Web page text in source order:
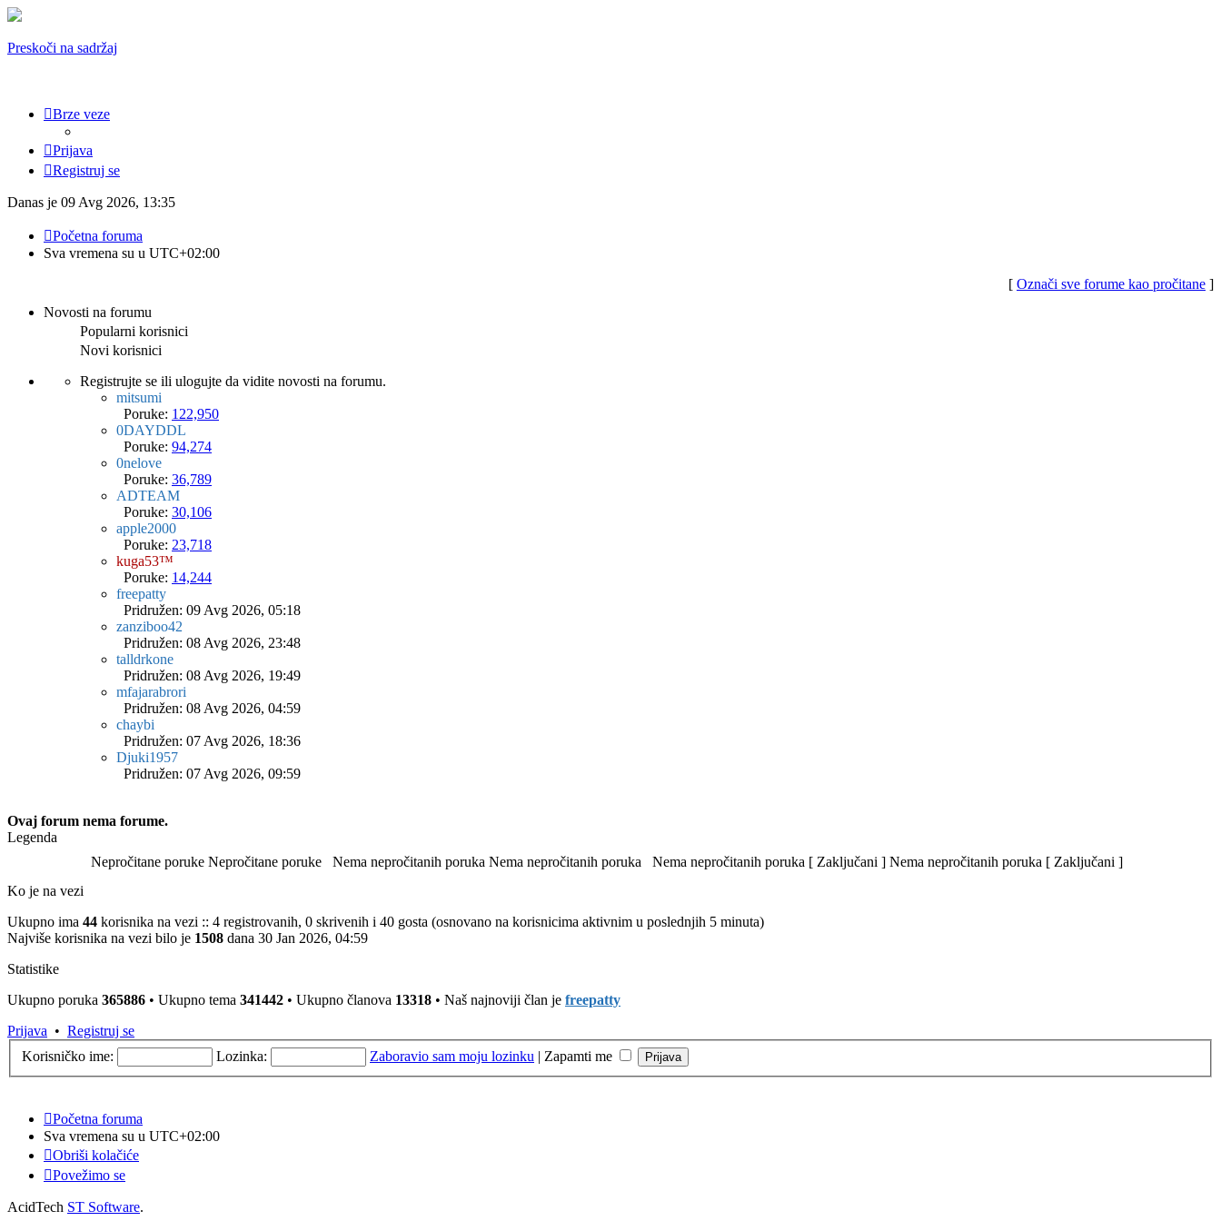
Preskoči na sadržaj
Brze veze
Prijava
Registruj se
Danas je 09 Avg 2026, 13:35
Početna foruma
Sva vremena su u UTC+02:00
[ Označi sve forume kao pročitane ]
Novosti na forumu
Popularni korisnici
Novi korisnici
Registrujte se ili ulogujte da vidite novosti na forumu.
mitsumi
Poruke: 122,950
0DAYDDL
Poruke: 94,274
0nelove
Poruke: 36,789
ADTEAM
Poruke: 30,106
apple2000
Poruke: 23,718
kuga53™
Poruke: 14,244
freepatty
Pridružen: 09 Avg 2026, 05:18
zanziboo42
Pridružen: 08 Avg 2026, 23:48
talldrkone
Pridružen: 08 Avg 2026, 19:49
mfajarabrori
Pridružen: 08 Avg 2026, 04:59
chaybi
Pridružen: 07 Avg 2026, 18:36
Djuki1957
Pridružen: 07 Avg 2026, 09:59
Ovaj forum nema forume.
Legenda
Nepročitane poruke Nepročitane poruke Nema nepročitanih poruka Nema nepročitanih poruka Nema nepročitanih poruka [ Zaključani ] Nema nepročitanih poruka [ Zaključani ]
Ko je na vezi
Ukupno ima 44 korisnika na vezi :: 4 registrovanih, 0 skrivenih i 40 gosta (osnovano na korisnicima aktivnim u poslednjih 5 minuta)
Najviše korisnika na vezi bilo je 1508 dana 30 Jan 2026, 04:59
Statistike
Ukupno poruka 365886 • Ukupno tema 341442 • Ukupno članova 13318 • Naš najnoviji član je freepatty
Prijava • Registruj se
Korisničko ime:
Lozinka: Zaboravio sam moju lozinku | Zapamti me
Početna foruma
Sva vremena su u UTC+02:00
Obriši kolačiće
Povežimo se
AcidTech ST Software.